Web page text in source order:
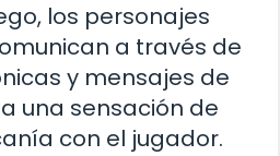
los personajes
a través de
y mensajes de
una sensación de
con el jugador.